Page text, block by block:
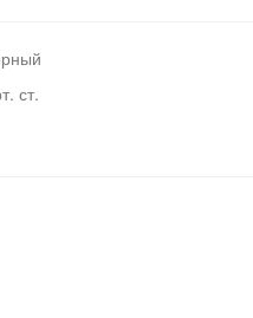
ст.